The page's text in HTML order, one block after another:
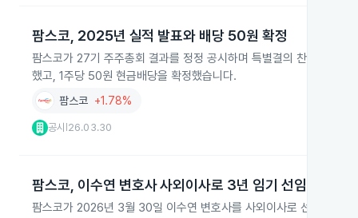
팜스코, 2025년 실적 발표와 배당 50원 확정
팜스코가 27기 주주총회 결과를 정정 공시하며 특별결의 찬성률을
했고, 1주당 50원 현금배당을 확정했습니다.
팜스코 +1.78%
공시 26.03.30
팜스코, 이수연 변호사 사외이사로 3년 임기 선임
팜스코가 2026년 3월 30일 이수연 변호사를 사외이사로 선임했습